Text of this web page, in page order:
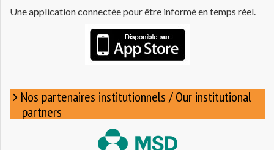
Une application connectée pour être informé en temps réel.
Nos partenaires institutionnels / Our institutional
partners